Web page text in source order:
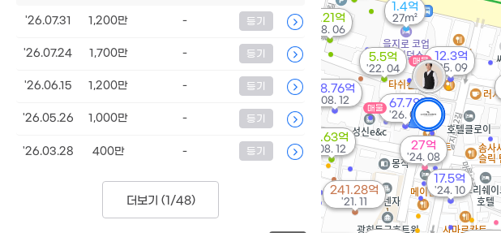
67.7억
'26. 05
매물
1.4억
27m²
12.3억
'25. 09
매물
17.5억
'24. 10
27억
'24. 08
5.5억
'22. 04
241.28억
'21. 11
98.76억
'08. 12
2.63억
'08. 12
2.21억
'08. 06
'26.07.31 1,200만 - 등기
'26.07.24 1,700만 - 등기
'26.06.15 1,200만 - 등기
'26.05.26 1,000만 - 등기
'26.03.28 400만 - 등기
더보기 (1/48)